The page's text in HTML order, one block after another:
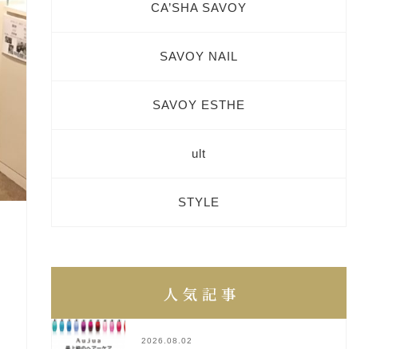
CA’SHA SAVOY
SAVOY NAIL
SAVOY ESTHE
ult
STYLE
2026.08.02